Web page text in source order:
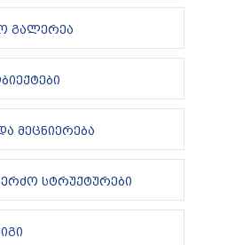
გალერეა
მეცნიერება
სტრუქტურები